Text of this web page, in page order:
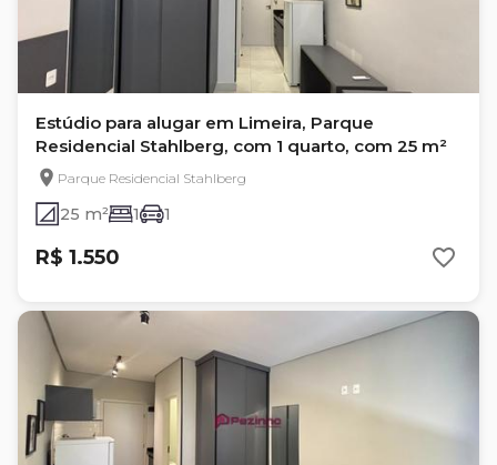
Estúdio para alugar em Limeira, Parque
Residencial Stahlberg, com 1 quarto, com 25 m²
Parque Residencial Stahlberg
25 m² 1 1
R$ 1.550